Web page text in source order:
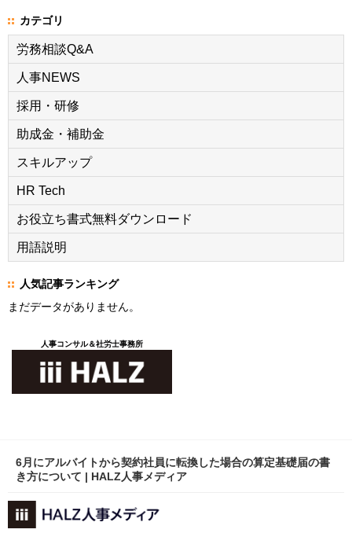
カテゴリ
労務相談Q&A
人事NEWS
採用・研修
助成金・補助金
スキルアップ
HR Tech
お役立ち書式無料ダウンロード
用語説明
人気記事ランキング
まだデータがありません。
人事コンサル＆社労士事務所
6月にアルバイトから契約社員に転換した場合の算定基礎届の書
き方について | HALZ人事メディア